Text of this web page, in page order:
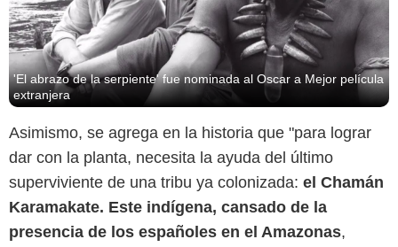
'El abrazo de la serpiente' fue nominada al Oscar a Mejor película
extranjera
Asimismo, se agrega en la historia que "para lograr
dar con la planta, necesita la ayuda del último
superviviente de una tribu ya colonizada: el Chamán
Karamakate. Este indígena, cansado de la
presencia de los españoles en el Amazonas,